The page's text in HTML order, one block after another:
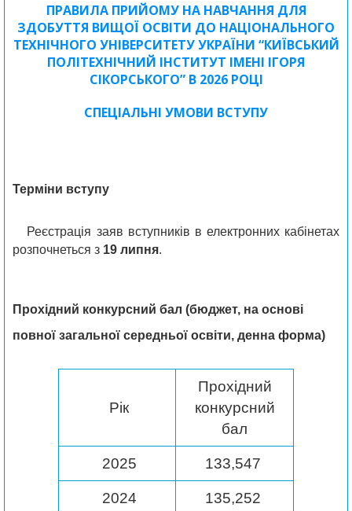
ПРАВИЛА ПРИЙОМУ НА НАВЧАННЯ ДЛЯ
ЗДОБУТТЯ ВИЩОЇ ОСВІТИ ДО НАЦІОНАЛЬНОГО
ТЕХНІЧНОГО УНІВЕРСИТЕТУ УКРАЇНИ “КИЇВСЬКИЙ
ПОЛІТЕХНІЧНИЙ ІНСТИТУТ ІМЕНІ ІГОРЯ
СІКОРСЬКОГО” В 2026 РОЦІ
СПЕЦІАЛЬНІ УМОВИ ВСТУПУ
Терміни вступу
Реєстрація заяв вступників в електронних кабінетах
розпочнеться з 19 липня.
Прохідний конкурсний бал (бюджет, на основі
повної загальної середньої освіти, денна форма)
Рік
Прохідний
конкурсний
бал
2025 133,547
2024 135,252